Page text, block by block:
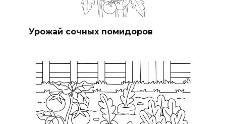
Урожай сочных помидоров